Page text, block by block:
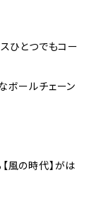
ひとつでもコー
ボールチェーン
風の時代】がは